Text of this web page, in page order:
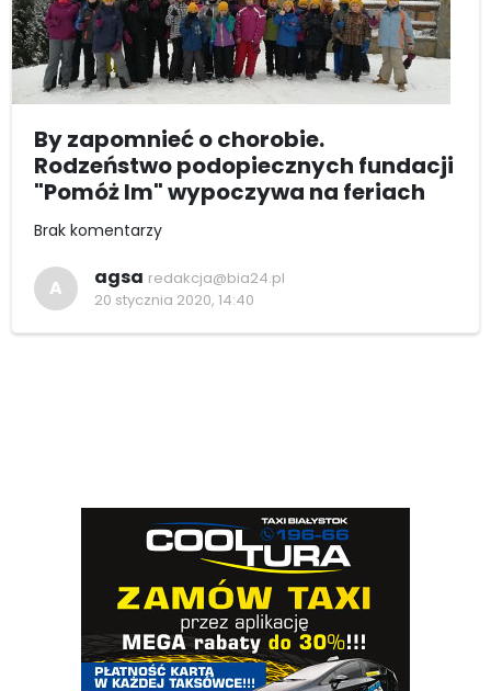
By zapomnieć o chorobie.
Rodzeństwo podopiecznych fundacji
"Pomóż Im" wypoczywa na feriach
Brak komentarzy
A agsa redakcja@bia24.pl
20 stycznia 2020, 14:40